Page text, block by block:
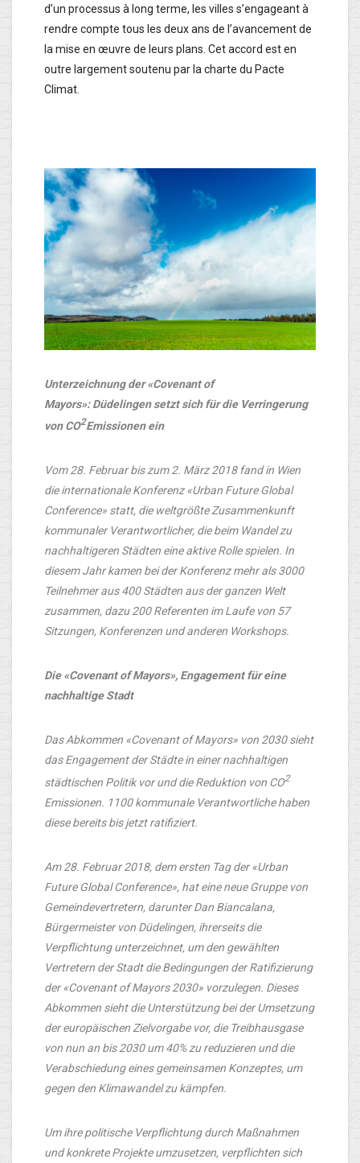
d’un processus à long terme, les villes s’engageant à
rendre compte tous les deux ans de l’avancement de
la mise en œuvre de leurs plans. Cet accord est en
outre largement soutenu par la charte du Pacte
Climat.
Unterzeichnung der «Covenant of
Mayors»:Düdelingen setzt sich für die Verringerung
von CO2Emissionen ein
Vom 28. Februar bis zum 2. März 2018 fand in Wien
die internationale Konferenz «Urban Future Global
Conference» statt, die weltgrößte Zusammenkunft
kommunaler Verantwortlicher, die beim Wandel zu
nachhaltigeren Städten eine aktive Rolle spielen. In
diesem Jahr kamen bei der Konferenz mehr als 3000
Teilnehmer aus 400 Städten aus der ganzen Welt
zusammen, dazu 200 Referenten im Laufe von 57
Sitzungen, Konferenzen und anderen Workshops.
Die «Covenant of Mayors», Engagement für eine
nachhaltige Stadt
Das Abkommen «Covenant of Mayors» von 2030 sieht
das Engagement der Städte in einer nachhaltigen
städtischen Politik vor und die Reduktion von CO2
Emissionen. 1100 kommunale Verantwortliche haben
diese bereits bis jetzt ratifiziert.
Am 28. Februar 2018, dem ersten Tag der «Urban
Future Global Conference», hat eine neue Gruppe von
Gemeindevertretern, darunter Dan Biancalana,
Bürgermeister von Düdelingen, ihrerseits die
Verpflichtung unterzeichnet, um den gewählten
Vertretern der Stadt die Bedingungen der Ratifizierung
der «Covenant of Mayors 2030» vorzulegen. Dieses
Abkommen sieht die Unterstützung bei der Umsetzung
der europäischen Zielvorgabe vor, die Treibhausgase
von nun an bis 2030 um 40% zu reduzieren und die
Verabschiedung eines gemeinsamen Konzeptes, um
gegen den Klimawandel zu kämpfen.
Um ihre politische Verpflichtung durch Maßnahmen
und konkrete Projekte umzusetzen, verpflichten sich